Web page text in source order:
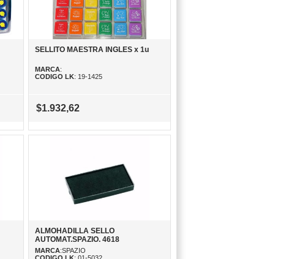
SELLITO MAESTRA INGLES x 1u
MARCA:
CODIGO LK: 19-1425
$1.932,62
ALMOHADILLA SELLO
AUTOMAT.SPAZIO. 4618
MARCA:SPAZIO